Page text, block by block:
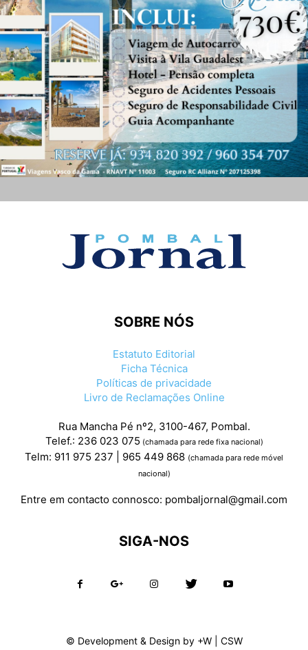
SOBRE NÓS
Estatuto Editorial
Ficha Técnica
Políticas de privacidade
Livro de Reclamações Online
Rua Mancha Pé nº2, 3100-467, Pombal.
Telef.: 236 023 075 (chamada para rede fixa nacional)
Telm: 911 975 237 | 965 449 868 (chamada para rede móvel
nacional)
Entre em contacto connosco: pombaljornal@gmail.com
SIGA-NOS
© Development & Design by +W| CSW